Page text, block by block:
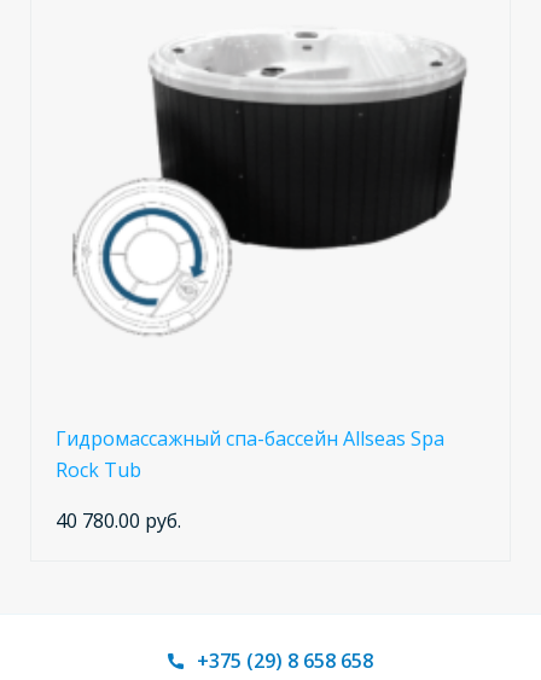
Гидромассажный спа-бассейн Allseas Spa
Rock Tub
40 780.00 руб.
+375 (29) 8 658 658